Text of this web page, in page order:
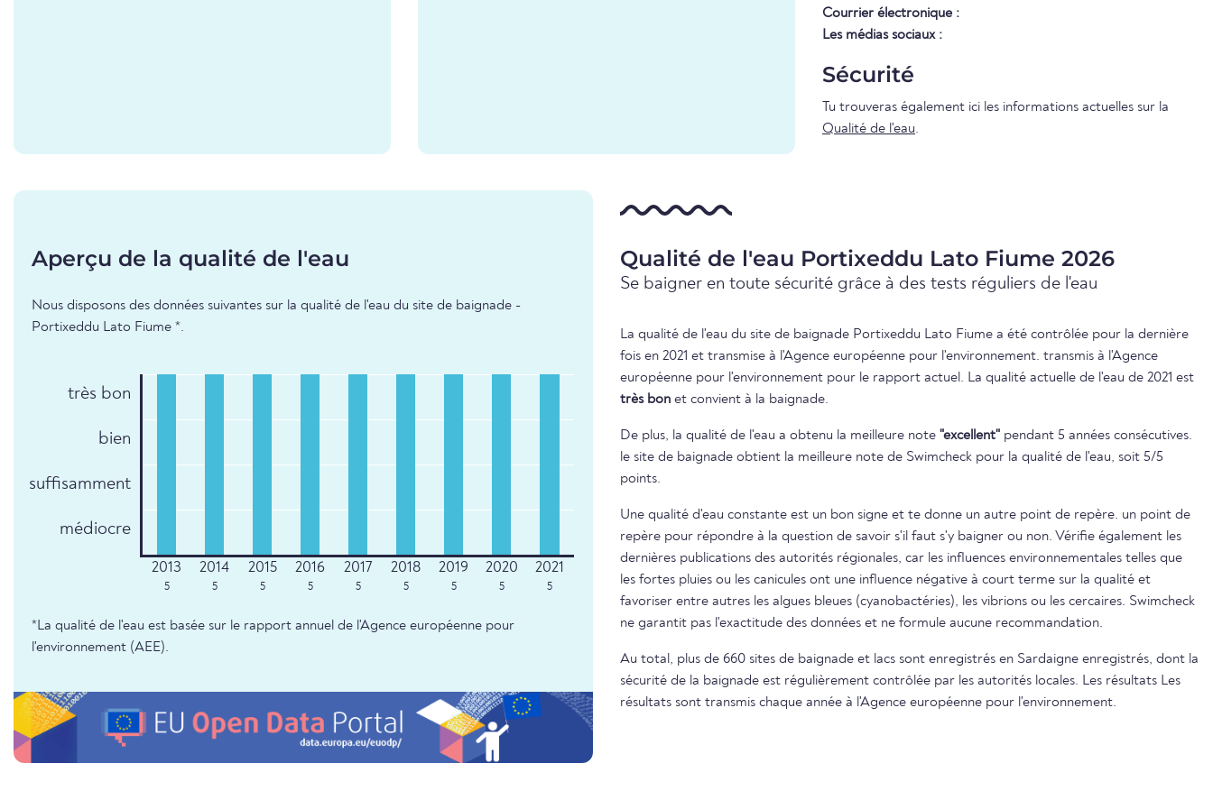
Courrier électronique :
Les médias sociaux :
Sécurité
Tu trouveras également ici les informations actuelles sur la
Qualité de l'eau.
Aperçu de la qualité de l'eau
Nous disposons des données suivantes sur la qualité de l'eau du site de baignade -
Portixeddu Lato Fiume *.
très bon
bien
suffisamment
médiocre
5 5 5 5 5 5 5 5 5
*La qualité de l'eau est basée sur le rapport annuel de l'Agence européenne pour
l'environnement (AEE).
Qualité de l'eau Portixeddu Lato Fiume 2026
Se baigner en toute sécurité grâce à des tests réguliers de l'eau
La qualité de l'eau du site de baignade Portixeddu Lato Fiume a été contrôlée pour la dernière
fois en 2021 et transmise à l'Agence européenne pour l'environnement. transmis à l'Agence
européenne pour l'environnement pour le rapport actuel. La qualité actuelle de l'eau de 2021 est
très bon et convient à la baignade.
De plus, la qualité de l'eau a obtenu la meilleure note "excellent" pendant 5 années consécutives.
le site de baignade obtient la meilleure note de Swimcheck pour la qualité de l'eau, soit 5/5
points.
Une qualité d'eau constante est un bon signe et te donne un autre point de repère. un point de
repère pour répondre à la question de savoir s'il faut s'y baigner ou non. Vérifie également les
dernières publications des autorités régionales, car les influences environnementales telles que
les fortes pluies ou les canicules ont une influence négative à court terme sur la qualité et
favoriser entre autres les algues bleues (cyanobactéries), les vibrions ou les cercaires. Swimcheck
ne garantit pas l'exactitude des données et ne formule aucune recommandation.
Au total, plus de 660 sites de baignade et lacs sont enregistrés en Sardaigne enregistrés, dont la
sécurité de la baignade est régulièrement contrôlée par les autorités locales. Les résultats Les
résultats sont transmis chaque année à l'Agence européenne pour l'environnement.